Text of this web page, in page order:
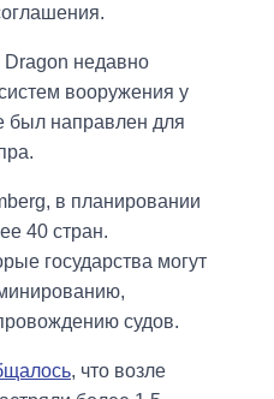
недавно
вооружения у
был направлен для
в планировании
40 стран.
государства могут
судов.
, что возле